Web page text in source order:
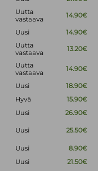
Uutta
vastaava
14.90€
Uusi 14.90€
Uutta
vastaava
13.20€
Uutta
vastaava
14.90€
Uusi
18.90€
Hyvä
15.90€
Uusi
26.90€
Uusi 25.50€
Uusi
8.90€
Uusi
21.50€